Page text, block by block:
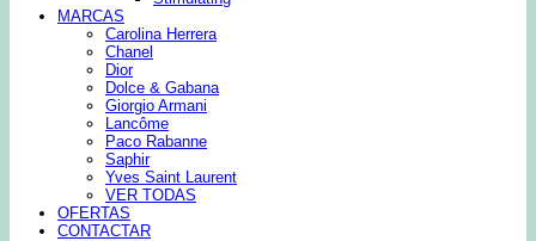
MARCAS
Carolina Herrera
Chanel
Dior
Dolce & Gabana
Giorgio Armani
Lancôme
Paco Rabanne
Saphir
Yves Saint Laurent
VER TODAS
OFERTAS
CONTACTAR